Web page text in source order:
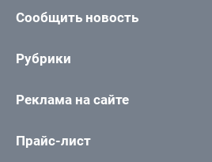
Сообщить новость
Рубрики
Реклама на сайте
Прайс-лист